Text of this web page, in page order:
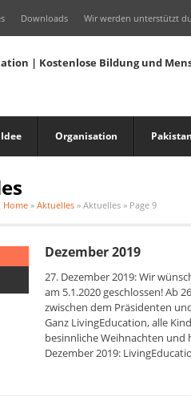
Downloads Wir werden unterstützt
Organisation Pakistan
Home » Aktuelles » Aktuelles » Page 9
Dezember 2019
27. Dezember 2019: Wir
am 5.1.2020 geschlossen! Ab
zwischen dem Präsidenten
Ganz LivingEducation, alle
besinnliche Weihnachten und
Dezember 2019: